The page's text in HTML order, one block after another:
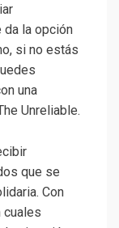
da la opción
si no estás
una
Unreliable.
que se
Con
cuales